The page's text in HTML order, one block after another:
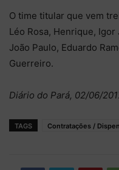
O time titular que vem
Léo Rosa, Henrique,
João Paulo, Eduardo
Guerreiro.
Diário do Pará, 02/06/
TAGS Contratações /